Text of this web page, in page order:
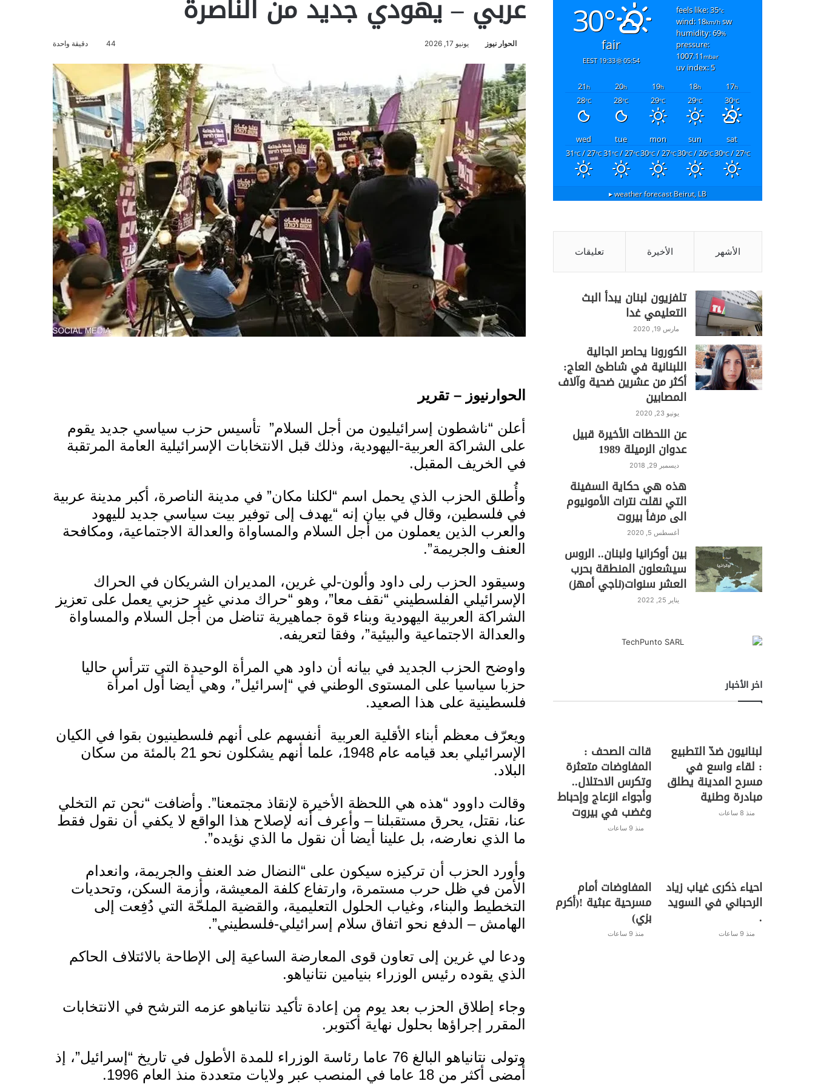
عربي – يهودي جديد من الناصرة
الحوار نيوز يونيو 17, 2026 44 دقيقة واحدة
الحوارنيوز – تقرير
أعلن “ناشطون إسرائيليون من أجل السلام” تأسيس حزب سياسي جديد يقوم
على الشراكة العربية-اليهودية، وذلك قبل الانتخابات الإسرائيلية العامة المرتقبة
في الخريف المقبل.
وأُطلق الحزب الذي يحمل اسم “لكلنا مكان” في مدينة الناصرة، أكبر مدينة عربية
في فلسطين، وقال في بيان إنه “يهدف إلى توفير بيت سياسي جديد لليهود
والعرب الذين يعملون من أجل السلام والمساواة والعدالة الاجتماعية، ومكافحة
العنف والجريمة”.
وسيقود الحزب رلى داود وألون-لي غرين، المديران الشريكان في
الحراك
الإسرائيلي الفلسطيني “نقف معا”، وهو “حراك مدني غير حزبي يعمل على تعزيز
الشراكة العربية اليهودية وبناء قوة جماهيرية تناضل من أجل السلام والمساواة
والعدالة الاجتماعية والبيئية”، وفقا لتعريفه.
واوضح الحزب الجديد في بيانه أن داود هي المرأة الوحيدة التي تترأس حاليا
حزبا سياسيا على المستوى الوطني في “إسرائيل”، وهي أيضا أول
امرأة
فلسطينية على هذا الصعيد.
ويعرّف معظم أبناء الأقلية العربية أنفسهم على أنهم فلسطينيون بقوا في الكيان
الإسرائيلي بعد قيامه عام 1948، علما أنهم يشكلون نحو 21 بالمئة من سكان
البلاد.
وقالت داوود “هذه هي اللحظة الأخيرة لإنقاذ مجتمعنا”. وأضافت “نحن تم التخلي
عنا، نقتل، يحرق مستقبلنا – وأعرف أنه لإصلاح هذا الواقع لا يكفي أن نقول فقط
ما الذي نعارضه، بل علينا أيضا أن نقول ما الذي نؤيده”.
وأورد الحزب أن تركيزه سيكون على “النضال ضد العنف والجريمة، وانعدام
الأمن في ظل حرب مستمرة، وارتفاع كلفة المعيشة، وأزمة السكن، وتحديات
التخطيط والبناء، وغياب الحلول التعليمية، والقضية الملحّة التي دُفِعت إلى
الهامش – الدفع نحو اتفاق سلام إسرائيلي-فلسطيني”.
ودعا لي غرين إلى تعاون قوى المعارضة الساعية إلى الإطاحة بالائتلاف الحاكم
الذي يقوده رئيس الوزراء بنيامين نتانياهو.
وجاء إطلاق الحزب بعد يوم من إعادة تأكيد نتانياهو عزمه الترشح في الانتخابات
المقرر إجراؤها بحلول نهاية أكتوبر.
وتولى نتانياهو البالغ 76 عاما رئاسة الوزراء للمدة الأطول في تاريخ “إسرائيل”، إذ
أمضى أكثر من 18 عاما في المنصب عبر ولايات متعددة منذ العام 1996.
30°
fair
05:54
19:33 EEST
feels like: 35°c
wind: 18km/hsw
humidity: 69%
pressure:
1007.11mbar
uv index: 5
17h
18h
19h
20h
21h
30°C
29°C
29°C
28°C
28°C
sat
sun
mon
tue
wed
30°C/ 27°C
30°C/ 26°C
30°C/ 27°C
31°C/ 27°C
31°C/ 27°C
Beirut, LB
weather forecast ▸
الأشهر الأخيرة تعليقات
تلفزيون لبنان يبدأ البث
التعليمي غدا
مارس 19, 2020
الكورونا يحاصر الجالية
اللبنانية في شاطئ العاج:
أكثر من عشرين ضحية وآلاف
المصابين
يونيو 23, 2020
عن اللحظات الأخيرة قبيل
عدوان الرميلة 1989
ديسمبر 29, 2018
هذه هي حكاية السفينة
التي نقلت نترات الأمونيوم
الى مرفأ بيروت
أغسطس 5, 2020
بين أوكرانيا ولبنان.. الروس
سيشعلون المنطقة بحرب
العشر سنوات(ناجي أمهز)
يناير 25, 2022
اخر الأخبار
لبنانيون ضدّ التطبيع
: لقاء واسع في
مسرح المدينة يطلق
مبادرة وطنية
منذ 8 ساعات
قالت الصحف :
المفاوضات متعثرة
وتكرس الاحتلال..
وأجواء انزعاج وإحباط
وغضب في بيروت
منذ 9 ساعات
احياء ذكرى غياب زياد
الرحباني في السويد
.
منذ 9 ساعات
المفاوضات أمام
مسرحية عبثية !(أكرم
بزي)
منذ 9 ساعات